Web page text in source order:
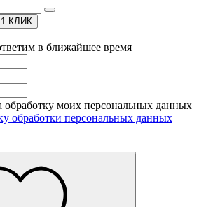
КЛИК
в ближайшее время
обработку моих персональных данных
обработки персональных данных